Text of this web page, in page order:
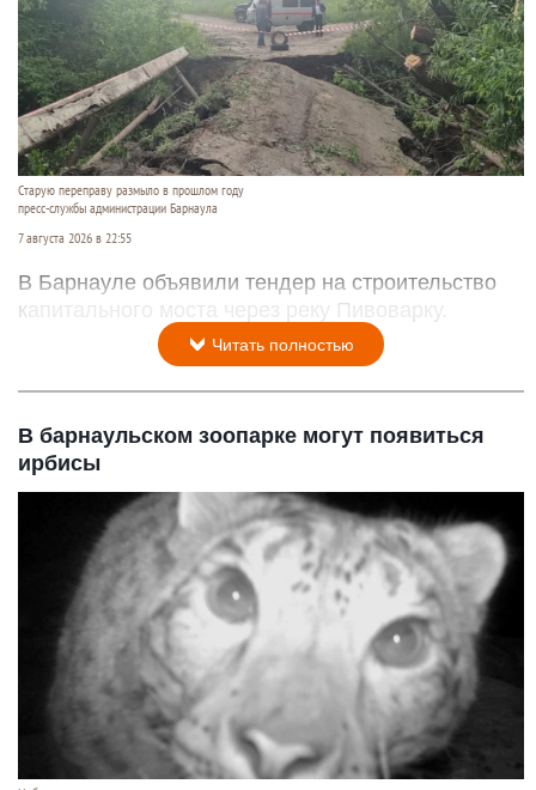
Старую переправу размыло в прошлом году
пресс-службы администрации Барнаула
7 августа 2026 в 22:55
В Барнауле объявили тендер на строительство
капитального моста через реку Пивоварку.
Читать полностью
В барнаульском зоопарке могут появиться
ирбисы